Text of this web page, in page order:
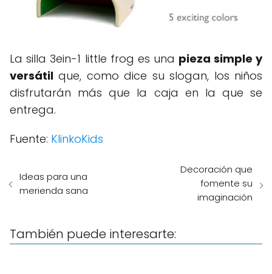
La silla 3ein-1 little frog es una pieza simple y
versátil que, como dice su slogan, los niños
disfrutarán más que la caja en la que se
entrega.
Fuente: KlinkoKids
Ideas para una
merienda sana
Decoración que
fomente su
imaginación
También puede interesarte: